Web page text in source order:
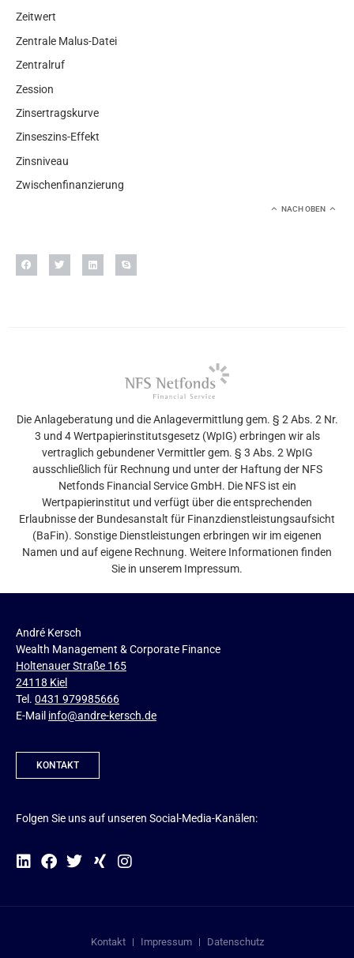
Zeitwert
Zentrale Malus-Datei
Zentralruf
Zession
Zinsertragskurve
Zinseszins-Effekt
Zinsniveau
Zwischenfinanzierung
NACH OBEN
Die Anlageberatung und die Anlagevermittlung gem. § 2 Abs. 2 Nr.
3 und 4 Wertpapierinstitutsgesetz (WpIG) erbringen wir als
vertraglich gebundener Vermittler gem. § 3 Abs. 2 WpIG
ausschließlich für Rechnung und unter der Haftung der NFS
Netfonds Financial Service GmbH. Die NFS ist ein
Wertpapierinstitut und verfügt über die entsprechenden
Erlaubnisse der Bundesanstalt für Finanzdienstleistungsaufsicht
(BaFin). Sonstige Dienstleistungen erbringen wir im eigenen
Namen und auf eigene Rechnung. Weitere Informationen finden
Sie in unserem Impressum.
André Kersch
Wealth Management & Corporate Finance
Holtenauer Straße 165
24118 Kiel
Tel. 0431 979985666
E-Mail info@andre-kersch.de
KONTAKT
Folgen Sie uns auf unseren Social-Media-Kanälen:
Kontakt Impressum Datenschutz